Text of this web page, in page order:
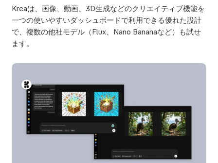
Kreaは、画像、動画、3D生成などのクリエイティブ機能を
一つの使いやすいダッシュボードで利用できる優れた設計
で、複数の他社モデル（Flux、Nano Bananaなど）も試せ
ます。